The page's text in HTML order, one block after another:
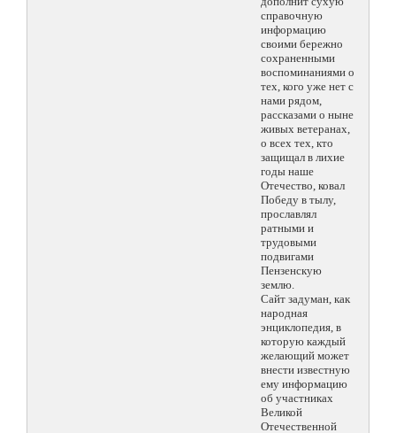
справочную
информацию
своими бережно
сохраненными
воспоминаниями о
тех, кого уже нет с
нами рядом,
рассказами о ныне
живых ветеранах,
о всех тех, кто
защищал в лихие
годы наше
Отечество, ковал
Победу в тылу,
прославлял
ратными и
трудовыми
подвигами
Пензенскую
землю.
Сайт задуман, как
народная
энциклопедия, в
которую каждый
желающий может
внести известную
ему информацию
об участниках
Великой
Отечественной